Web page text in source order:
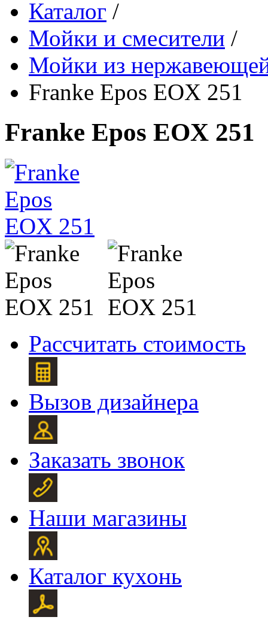
Каталог /
Мойки и смесители /
Мойки из
Franke Epos EOX 251
Franke Epos EOX 251
Рассчитать стоимость
Вызов дизайнера
Заказать звонок
Наши магазины
Каталог кухонь